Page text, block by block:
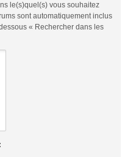
le(s)quel(s) vous souhaitez
sont automatiquement inclus
« Rechercher dans les